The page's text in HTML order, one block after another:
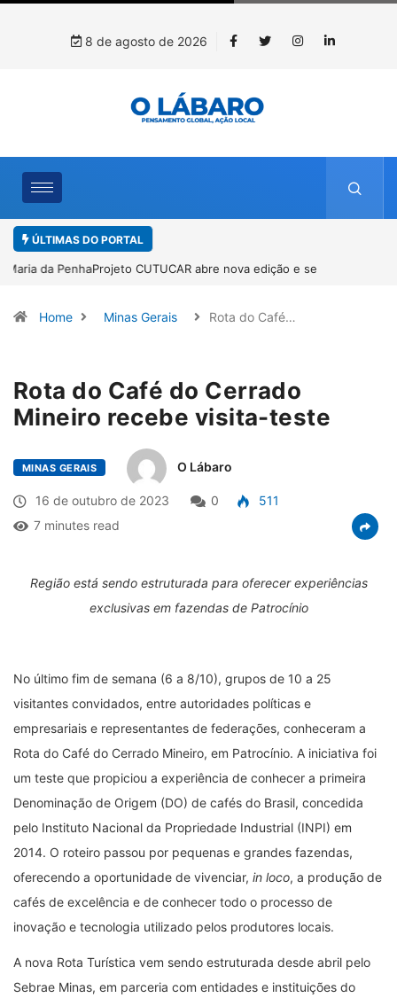
8 de agosto de 2026
ÚLTIMAS DO PORTAL
Projeto CUTUCAR abre nova edição e semeia o futuro por meio da
Home Minas Gerais Rota do Café…
Rota do Café do Cerrado
Mineiro recebe visita-teste
MINAS GERAIS O Lábaro
16 de outubro de 2023 0
511
7 minutes read
Região está sendo estruturada para oferecer experiências
exclusivas em fazendas de Patrocínio
No último fim de semana (6 a 8/10), grupos de 10 a 25
visitantes convidados, entre autoridades políticas e
empresariais e representantes de federações, conheceram a
Rota do Café do Cerrado Mineiro, em Patrocínio. A iniciativa foi
um teste que propiciou a experiência de conhecer a primeira
Denominação de Origem (DO) de cafés do Brasil, concedida
pelo Instituto Nacional da Propriedade Industrial (INPI) em
2014. O roteiro passou por pequenas e grandes fazendas,
oferecendo a oportunidade de vivenciar, in loco, a produção de
cafés de excelência e de conhecer todo o processo de
inovação e tecnologia utilizado pelos produtores locais.
A nova Rota Turística vem sendo estruturada desde abril pelo
Sebrae Minas, em parceria com entidades e instituições do